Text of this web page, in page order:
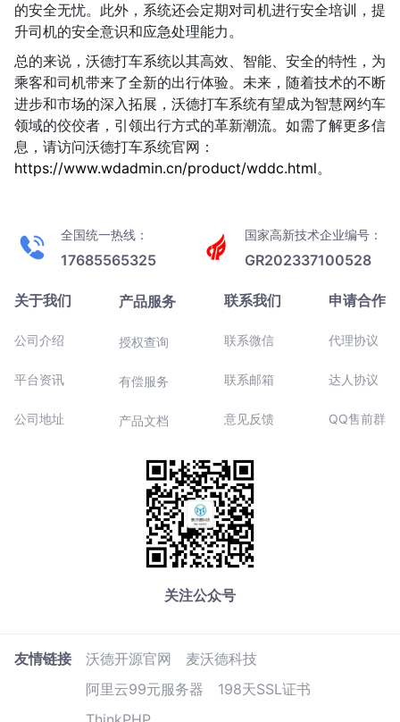
的安全无忧。此外，系统还会定期对司机进行安全培训，提
升司机的安全意识和应急处理能力。
总的来说，沃德打车系统以其高效、智能、安全的特性，为
乘客和司机带来了全新的出行体验。未来，随着技术的不断
进步和市场的深入拓展，沃德打车系统有望成为智慧网约车
领域的佼佼者，引领出行方式的革新潮流。如需了解更多信
息，请访问沃德打车系统官网：
https://www.wdadmin.cn/product/wddc.html。
全国统一热线：
17685565325
国家高新技术企业编号：
GR202337100528
关于我们
公司介绍
平台资讯
公司地址
产品服务
授权查询
有偿服务
产品文档
联系我们
联系微信
联系邮箱
意见反馈
申请合作
代理协议
达人协议
QQ售前群
关注公众号
友情链接 沃德开源官网
麦沃德科技
阿里云99元服务器
198天SSL证书